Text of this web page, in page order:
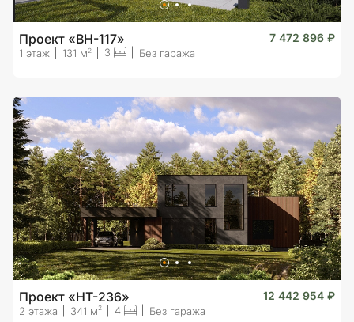
Проект «BH-117» 7 472 896 ₽
1 этаж 131 м 2 3 Без гаража
Проект «HT-236» 12 442 954 ₽
2 этажа 341 м2 4 Без гаража